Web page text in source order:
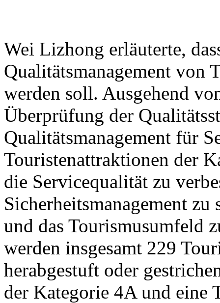
Wei Lizhong erläuterte,
Qualitätsmanagement von
werden soll. Ausgehend
Überprüfung der
Qualitätsmanagement für
Touristenattraktionen der
die Servicequalität zu
Sicherheitsmanagement
und das Tourismusumfeld
werden insgesamt 229
herabgestuft oder
der Kategorie 4A und eine